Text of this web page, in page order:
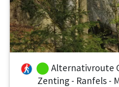
Alternativroute
Zenting - Ranfels -